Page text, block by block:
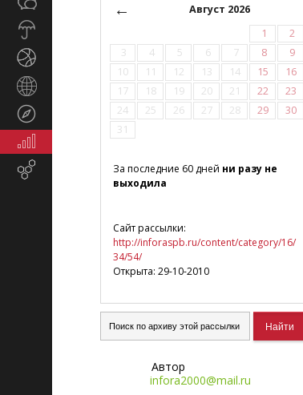
Экономика
маркетинг
←
Август 2026
1
2
3
4 5 6 7 8
9
10
11 12 13 14 15
16
17
18 19 20 21 22
23
24
25 26 27 28 29
30
31
За последние 60 дней ни разу не
выходила
Сайт рассылки:
http://inforaspb.ru/content/category/16/
34/54/
Открыта: 29-10-2010
Автор
infora2000@mail.ru